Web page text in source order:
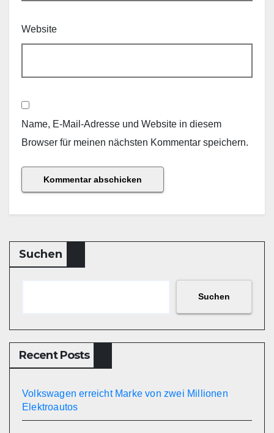
Website
Name, E-Mail-Adresse und Website in diesem
Browser für meinen nächsten Kommentar speichern.
Suchen
Suchen
Recent Posts
Volkswagen erreicht Marke von zwei Millionen
Elektroautos